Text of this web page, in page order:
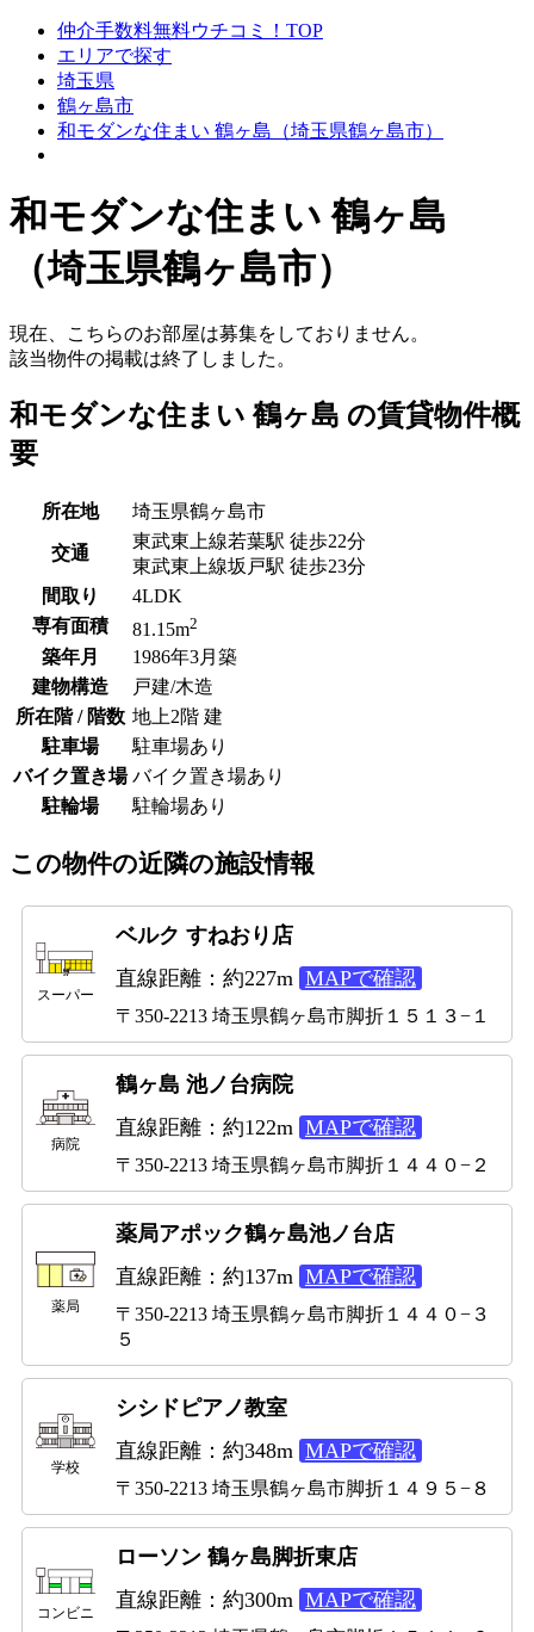
仲介手数料無料ウチコミ！TOP
エリアで探す
埼玉県
鶴ヶ島市
和モダンな住まい 鶴ヶ島（埼玉県鶴ヶ島市）
和モダンな住まい 鶴ヶ島
（埼玉県鶴ヶ島市）
現在、こちらのお部屋は募集をしておりません。
該当物件の掲載は終了しました。
和モダンな住まい 鶴ヶ島 の賃貸物件概
要
所在地 埼玉県鶴ヶ島市
交通
東武東上線若葉駅 徒歩22分
東武東上線坂戸駅 徒歩23分
間取り
4LDK
専有面積
81.15m2
築年月
1986年3月築
建物構造
戸建/木造
所在階 / 階数 地上2階 建
駐車場
駐車場あり
バイク置き場 バイク置き場あり
駐輪場
駐輪場あり
この物件の近隣の施設情報
スーパー
ベルク すねおり店
直線距離：約227m MAPで確認
〒350-2213 埼玉県鶴ヶ島市脚折１５１３−１
病院
鶴ヶ島 池ノ台病院
直線距離：約122m MAPで確認
〒350-2213 埼玉県鶴ヶ島市脚折１４４０−２
薬局
薬局アポック鶴ヶ島池ノ台店
直線距離：約137m MAPで確認
〒350-2213 埼玉県鶴ヶ島市脚折１４４０−３
５
学校
シシドピアノ教室
直線距離：約348m MAPで確認
〒350-2213 埼玉県鶴ヶ島市脚折１４９５−８
コンビニ
ローソン 鶴ヶ島脚折東店
直線距離：約300m MAPで確認